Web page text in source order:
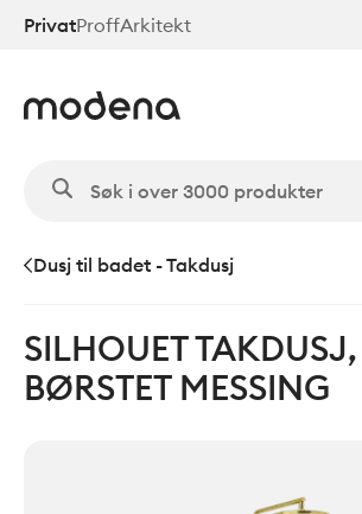
Hopp
PrivatProffArkitekt
Dusj til badet - Takdusj
SILHOUET TAKDUSJ,
BØRSTET MESSING